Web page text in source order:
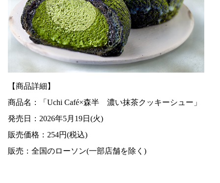
【商品詳細】
商品名：「Uchi Café×森半 濃い抹茶クッキーシュー」
発売日：2026年5月19日(火)
販売価格：254円(税込)
販売：全国のローソン(一部店舗を除く)